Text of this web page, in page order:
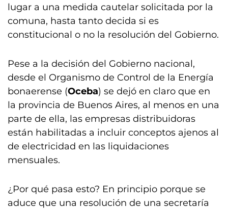
lugar a una medida cautelar solicitada por la
comuna, hasta tanto decida si es
constitucional o no la resolución del Gobierno.
Pese a la decisión del Gobierno nacional,
desde el Organismo de Control de la Energía
bonaerense (Oceba) se dejó en claro que en
la provincia de Buenos Aires, al menos en una
parte de ella, las empresas distribuidoras
están habilitadas a incluir conceptos ajenos al
de electricidad en las liquidaciones
mensuales.
¿Por qué pasa esto? En principio porque se
aduce que una resolución de una secretaría